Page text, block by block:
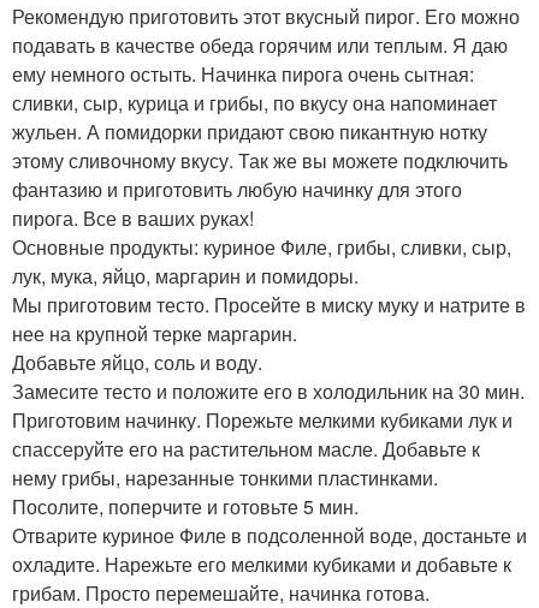
Рекомендую приготовить этот вкусный пирог. Его можно
подавать в качестве обеда горячим или теплым. Я даю
ему немного остыть. Начинка пирога очень сытная:
сливки, сыр, курица и грибы, по вкусу она напоминает
жульен. А помидорки придают свою пикантную нотку
этому сливочному вкусу. Так же вы можете подключить
фантазию и приготовить любую начинку для этого
пирога. Все в ваших руках!
Основные продукты: куриное Филе, грибы, сливки, сыр,
лук, мука, яйцо, маргарин и помидоры.
Мы приготовим тесто. Просейте в миску муку и натрите в
нее на крупной терке маргарин.
Добавьте яйцо, соль и воду.
Замесите тесто и положите его в холодильник на 30 мин.
Приготовим начинку. Порежьте мелкими кубиками лук и
спассеруйте его на растительном масле. Добавьте к
нему грибы, нарезанные тонкими пластинками.
Посолите, поперчите и готовьте 5 мин.
Отварите куриное Филе в подсоленной воде, достаньте и
охладите. Нарежьте его мелкими кубиками и добавьте к
грибам. Просто перемешайте, начинка готова.